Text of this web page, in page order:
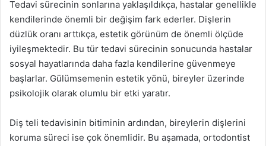
Tedavi sürecinin sonlarına yaklaşıldıkça, hastalar genellikle
kendilerinde önemli bir değişim fark ederler. Dişlerin
düzlük oranı arttıkça, estetik görünüm de önemli ölçüde
iyileşmektedir. Bu tür tedavi sürecinin sonucunda hastalar
sosyal hayatlarında daha fazla kendilerine güvenmeye
başlarlar. Gülümsemenin estetik yönü, bireyler üzerinde
psikolojik olarak olumlu bir etki yaratır.
Diş teli tedavisinin bitiminin ardından, bireylerin dişlerini
koruma süreci ise çok önemlidir. Bu aşamada, ortodontist